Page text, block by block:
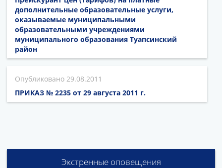
Муниципальное имущество
Публичные слушания и общественные обсуждения
Документы
дополнительные образовательные услуги,
оказываемые муниципальными
образовательными учреждениями
муниципального образования Туапсинский
район
29.08.2011
ПРИКАЗ № 2235 от 29 августа 2011 г.
Экстренные оповещения